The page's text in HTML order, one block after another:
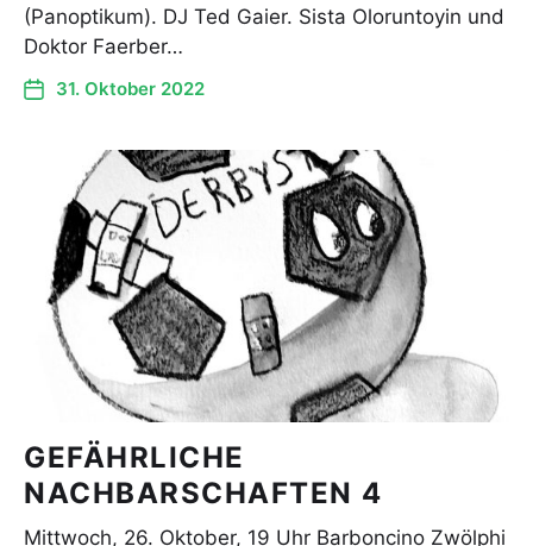
(Panoptikum). DJ Ted Gaier. Sista Oloruntoyin und
Doktor Faerber…
31. Oktober 2022
GEFÄHRLICHE
NACHBARSCHAFTEN 4
Mittwoch, 26. Oktober, 19 Uhr Barboncino Zwölphi